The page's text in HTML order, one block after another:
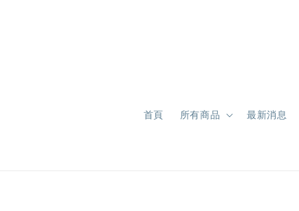
首頁 所有商品 最新消息